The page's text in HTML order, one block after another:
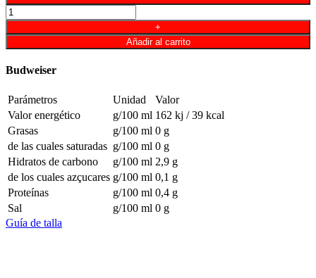
Budweiser
1/3
cantidad
Añadir al carrito
Budweiser
Parámetros Unidad
Valor
Valor energético
g/100 ml 162 kj / 39 kcal
Grasas
g/100 ml 0 g
de las cuales saturadas g/100 ml 0 g
Hidratos de carbono
g/100 ml 2,9 g
de los cuales azçucares g/100 ml 0,1 g
Proteínas
g/100 ml 0,4 g
Sal
g/100 ml 0 g
Guía de talla